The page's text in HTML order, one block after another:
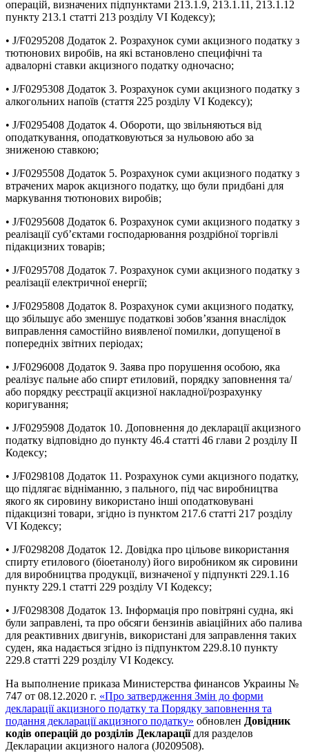
операцій, визначених підпунктами 213.1.9, 213.1.11, 213.1.12
пункту 213.1 статті 213 розділу VI Кодексу);
• J/F0295208 Додаток 2. Розрахунок суми акцизного податку з
тютюнових виробів, на які встановлено специфічні та
адвалорні ставки акцизного податку одночасно;
• J/F0295308 Додаток 3. Розрахунок суми акцизного податку з
алкогольних напоїв (стаття 225 розділу VI Кодексу);
• J/F0295408 Додаток 4. Обороти, що звільняються від
оподаткування, оподатковуються за нульовою або за
зниженою ставкою;
• J/F0295508 Додаток 5. Розрахунок суми акцизного податку з
втрачених марок акцизного податку, що були придбані для
маркування тютюнових виробів;
• J/F0295608 Додаток 6. Розрахунок суми акцизного податку з
реалізації суб’єктами господарювання роздрібної торгівлі
підакцизних товарів;
• J/F0295708 Додаток 7. Розрахунок суми акцизного податку з
реалізації електричної енергії;
• J/F0295808 Додаток 8. Розрахунок суми акцизного податку,
що збільшує або зменшує податкові зобов’язання внаслідок
виправлення самостійно виявленої помилки, допущеної в
попередніх звітних періодах;
• J/F0296008 Додаток 9. Заява про порушення особою, яка
реалізує пальне або спирт етиловий, порядку заповнення та/
або порядку реєстрації акцизної накладної/розрахунку
коригування;
• J/F0295908 Додаток 10. Доповнення до декларації акцизного
податку відповідно до пункту 46.4 статті 46 глави 2 розділу II
Кодексу;
• J/F0298108 Додаток 11. Розрахунок суми акцизного податку,
що підлягає відніманню, з пального, під час виробництва
якого як сировину використано інші оподатковувані
підакцизні товари, згідно із пунктом 217.6 статті 217 розділу
VI Кодексу;
• J/F0298208 Додаток 12. Довідка про цільове використання
спирту етилового (біоетанолу) його виробником як сировини
для виробництва продукції, визначеної у підпункті 229.1.16
пункту 229.1 статті 229 розділу VI Кодексу;
• J/F0298308 Додаток 13. Інформація про повітряні судна, які
були заправлені, та про обсяги бензинів авіаційних або палива
для реактивних двигунів, використані для заправлення таких
суден, яка надається згідно із підпунктом 229.8.10 пункту
229.8 статті 229 розділу VI Кодексу.
На выполнение приказа Министерства финансов Украины №
747 от 08.12.2020 г. «Про затвердження Змін до форми
декларації акцизного податку та Порядку заповнення та
подання декларації акцизного податку» обновлен Довідник
кодів операцій до розділів Деклараціїдля разделов
Декларации акцизного налога (J0209508).